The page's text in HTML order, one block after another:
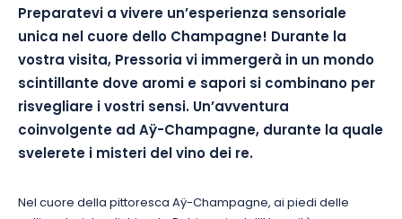
Preparatevi a vivere un’esperienza sensoriale
unica nel cuore dello Champagne! Durante la
vostra visita, Pressoria vi immergerà in un mondo
scintillante dove aromi e sapori si combinano per
risvegliare i vostri sensi. Un’avventura
coinvolgente ad Aÿ-Champagne, durante la quale
svelerete i misteri del vino dei re.
Nel cuore della pittorescaAÿ-Champagne, ai piedi delle